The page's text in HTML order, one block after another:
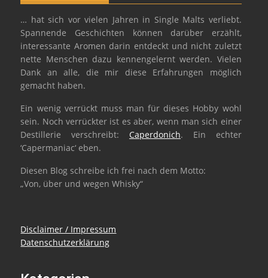
… hat sich vor vielen Jahren in Single Malts verliebt.
Spannende Geschichten können darüber erzählt,
interessante Aromen darin entdeckt und nicht zuletzt
nette Menschen dazu kennengelernt werden. Vielen
Dank an alle, die mir diese Erfahrungen möglich
gemacht haben.
Ein wenig verrückt muss man für dieses Hobby wohl
sein. Noch verrückter ist es aber, wenn man sich einer
Destillerie verschreibt: Caperdonich. Ein echter
‘Capermaniac‘ eben.
Diesen Blog schreibe ich frei nach dem Motto:
„Von, über und wegen Whisky“
Disclaimer / Impressum
Datenschutzerklärung